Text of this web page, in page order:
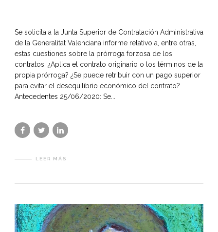
Se solicita a la Junta Superior de Contratación Administrativa
de la Generalitat Valenciana informe relativo a, entre otras,
estas cuestiones sobre la prórroga forzosa de los
contratos: ¿Aplica el contrato originario o los términos de la
propia prórroga? ¿Se puede retribuir con un pago superior
para evitar el desequilibrio económico del contrato?
Antecedentes 25/06/2020: Se...
LEER MÁS